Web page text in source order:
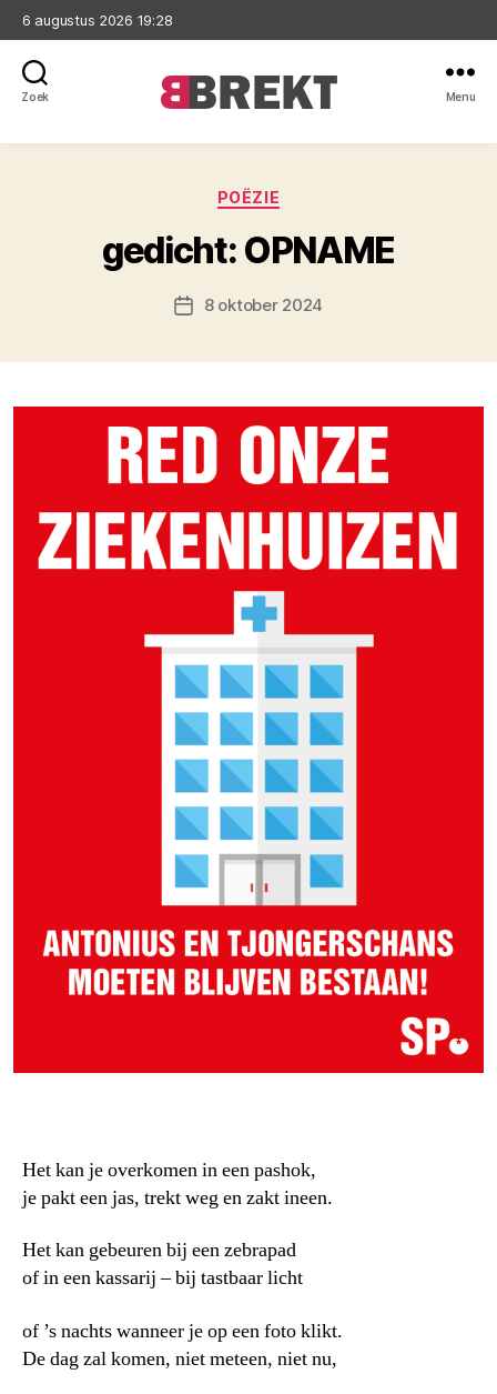
6 augustus 2026 19:28
Zoek Menu
Categorieën
POËZIE
gedicht: OPNAME
Berichtdatum
8 oktober 2024
Het kan je overkomen in een pashok,
je pakt een jas, trekt weg en zakt ineen.
Het kan gebeuren bij een zebrapad
of in een kassarij – bij tastbaar licht
of ’s nachts wanneer je op een foto klikt.
De dag zal komen, niet meteen, niet nu,